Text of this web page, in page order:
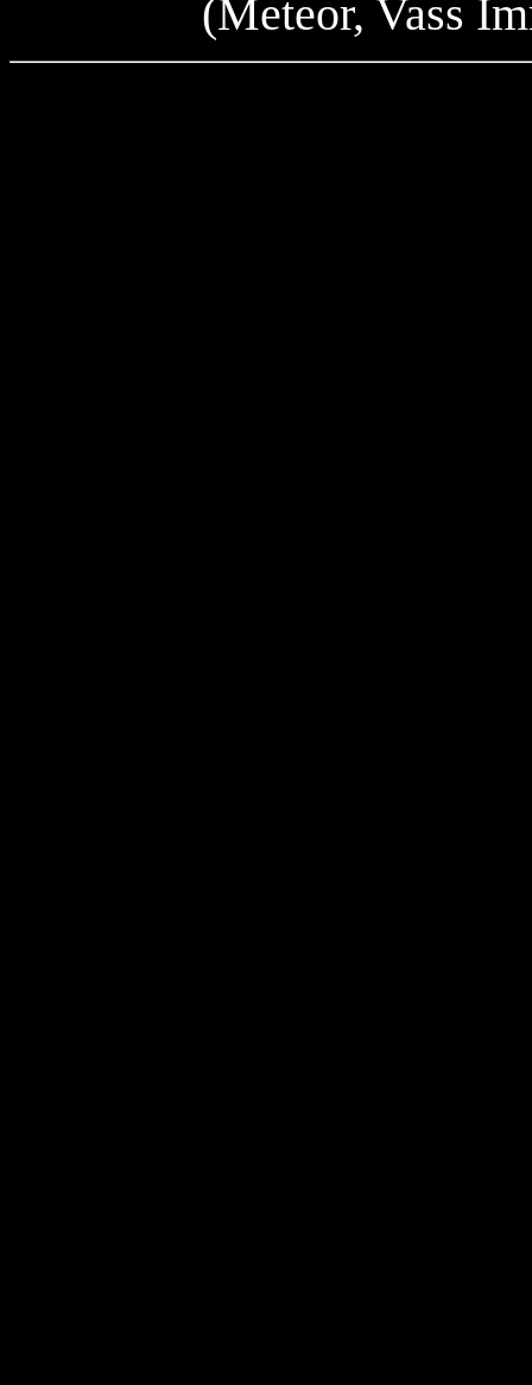
(Meteor, Vass